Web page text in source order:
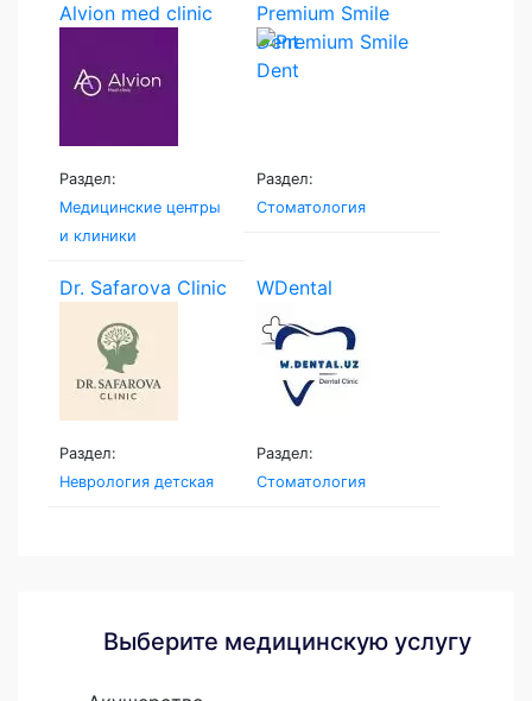
Alvion med clinic
Раздел:
Медицинские центры
и клиники
Premium Smile
Dent
Раздел:
Стоматология
Dr. Safarova Clinic
Раздел:
Неврология детская
WDental
Раздел:
Стоматология
Выберите медицинскую услугу